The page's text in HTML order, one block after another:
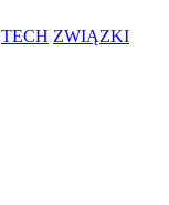
TECH ZWIĄZKI